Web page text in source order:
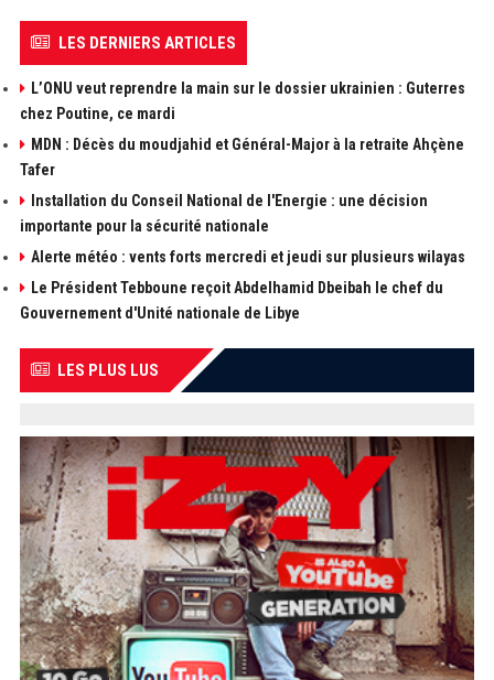
LES DERNIERS ARTICLES
L’ONU veut reprendre la main sur le dossier ukrainien : Guterres
chez Poutine, ce mardi
MDN : Décès du moudjahid et Général-Major à la retraite Ahçène
Tafer
Installation du Conseil National de l'Energie : une décision
importante pour la sécurité nationale
Alerte météo : vents forts mercredi et jeudi sur plusieurs wilayas
Le Président Tebboune reçoit Abdelhamid Dbeibah le chef du
Gouvernement d'Unité nationale de Libye
LES PLUS LUS